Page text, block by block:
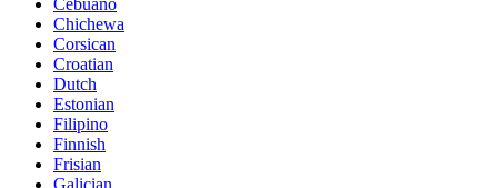
Cebuano
Chichewa
Corsican
Croatian
Dutch
Estonian
Filipino
Finnish
Frisian
Galician